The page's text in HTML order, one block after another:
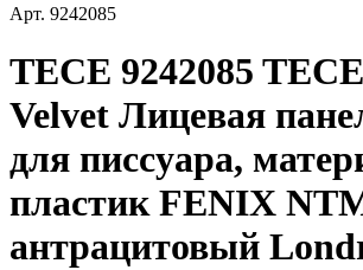
Арт. 9242085
TECE 9242085
Velvet Лицевая
для писсуара,
пластик FENIX
антрацитовый